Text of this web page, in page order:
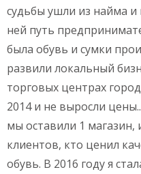
судьбы ушли из найма и
ней путь
была обувь и сумки
развили локальный
торговых центрах
2014 и не выросли
мы оставили 1 магазин,
клиентов, кто ценил
обувь. В 2016 году я